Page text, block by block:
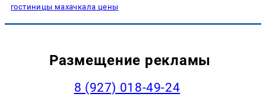
гостиницы махачкала цены
Размещение рекламы
8 (927) 018-49-24